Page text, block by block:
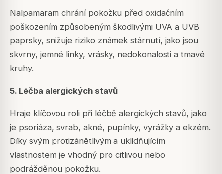
Nalpamaram chrání pokožku před oxidačním
poškozením způsobeným škodlivými UVA a UVB
paprsky, snižuje riziko známek stárnutí, jako jsou
skvrny, jemné linky, vrásky, nedokonalosti a tmavé
kruhy.
5. Léčba alergických stavů
Hraje klíčovou roli při léčbě alergických stavů, jako
je psoriáza, svrab, akné, pupínky, vyrážky a ekzém.
Díky svým protizánětlivým a uklidňujícím
vlastnostem je vhodný pro citlivou nebo
podrážděnou pokožku.